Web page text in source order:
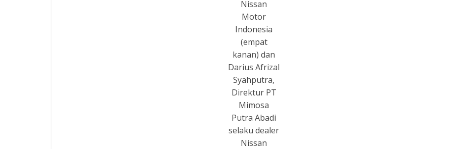
Nissan
Motor
Indonesia
(empat
kanan) dan
Darius Afrizal
Syahputra,
Direktur PT
Mimosa
Putra Abadi
selaku dealer
Nissan